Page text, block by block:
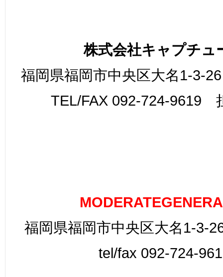
株式会社キャプチュ
福岡県福岡市中央区大名1-3-
TEL/FAX 092-724-9619
福岡県福岡市中央区大名1-3-
tel/fax 092-724-